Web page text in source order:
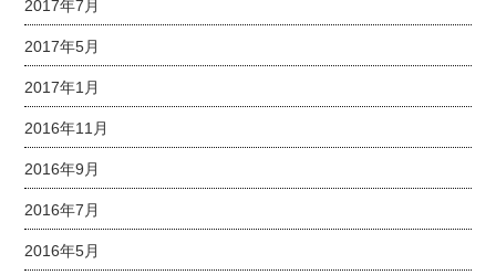
2017年7月
2017年5月
2017年1月
2016年11月
2016年9月
2016年7月
2016年5月